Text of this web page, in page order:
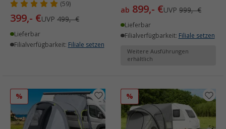
(59)
399,- €UVP 499,- €
Lieferbar
Filialverfügbarkeit: Filiale setzen
ab 899,- €UVP 999,- €
Lieferbar
Filialverfügbarkeit: Filiale setzen
Weitere Ausführungen
erhältlich
% %